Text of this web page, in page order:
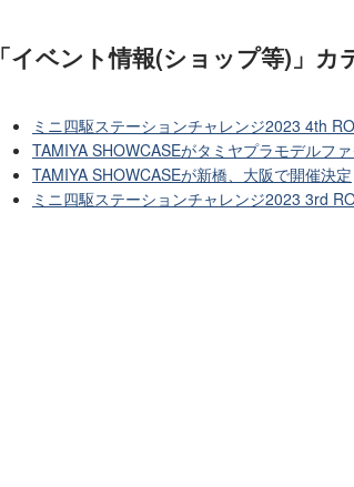
「イベント情報(ショップ等)」カ
ミニ四駆ステーションチャレンジ2023 4th
TAMIYA SHOWCASEがタミヤプラモデルフ
TAMIYA SHOWCASEが新橋、大阪で開催決定
ミニ四駆ステーションチャレンジ2023 3rd